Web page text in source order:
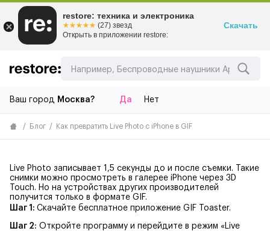
Ваш город Москва? Да Нет
Блог Как превратить Live Photo с iPhone в GIF
Live Photo записывает 1,5 секунды до и после съемки. Такие
снимки можно просмотреть в галерее iPhone через 3D
Touch. Но на устройствах других производителей
получится только в формате GIF.
Шаг 1: Скачайте бесплатное приложение GIF Toaster.
Шаг 2: Откройте программу и перейдите в режим «Live
restore: техника и электроника
☆☆☆☆☆
★★★★★ (27) звезд
Открыть в приложении restore:
Скачать